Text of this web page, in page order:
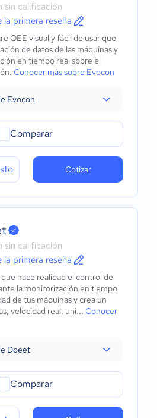
sin calificación
la primera reseña
OEE visual y fácil de usar que
de datos de las máquinas y
en tiempo real sobre el
Conocer más sobre Evocon
Evocon
Comparar
Cotizar
sin calificación
la primera reseña
hace realidad el control de
la monitorización en tiempo
de tus máquinas y crea un
velocidad real, uni... Conocer
Doeet
Comparar